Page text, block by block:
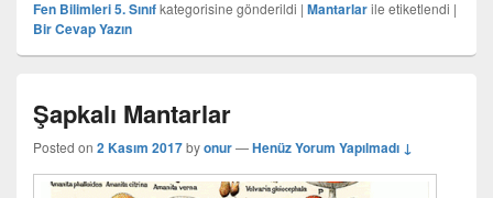
Fen Bilimleri 5. Sınıfkategorisine gönderildi | Mantarlarile etiketlendi |
Bir Cevap Yazın
Şapkalı Mantarlar
Posted on 2 Kasım 2017byonur—Henüz Yorum Yapılmadı ↓